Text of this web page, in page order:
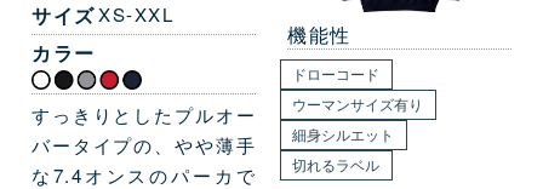
サイズXS-XXL
カラー
すっきりとしたプルオー
バータイプの、やや薄手
な7.4オンスのパーカで
機能性
ドローコード
ウーマンサイズ有り
細身シルエット
切れるラベル